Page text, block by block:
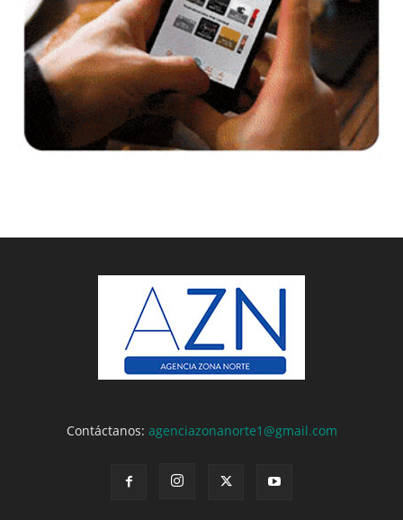
Contáctanos: agenciazonanorte1@gmail.com